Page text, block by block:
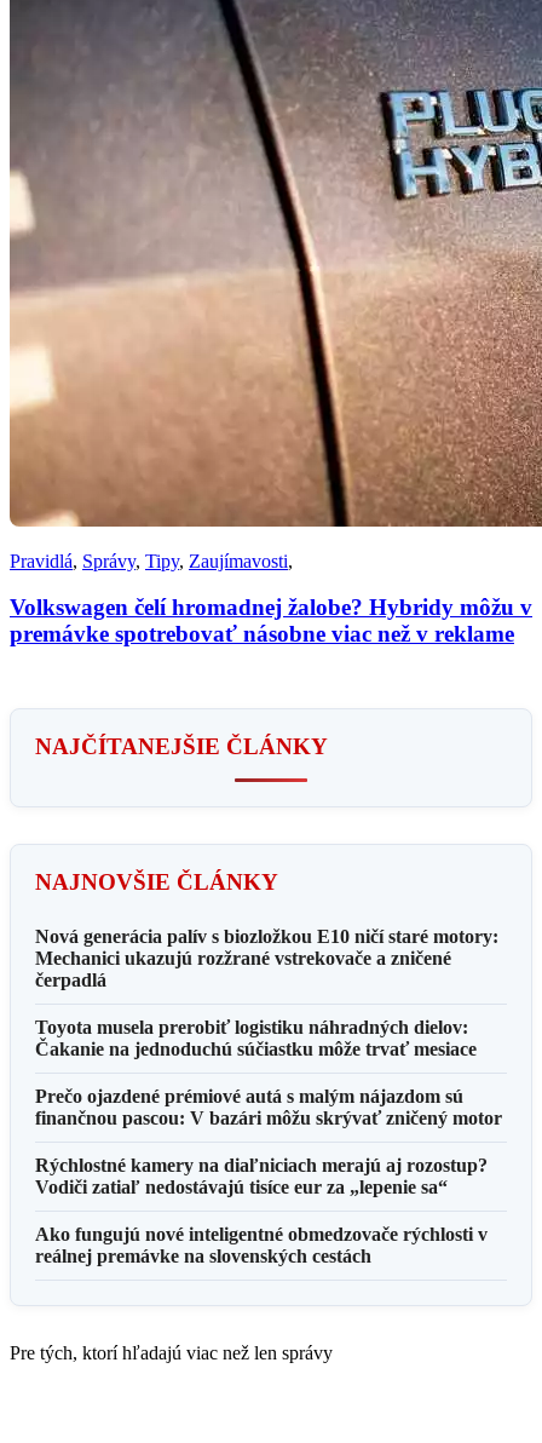
Pravidlá, Správy, Tipy, Zaujímavosti,
Volkswagen čelí hromadnej žalobe? Hybridy môžu v
premávke spotrebovať násobne viac než v reklame
NAJČÍTANEJŠIE ČLÁNKY
NAJNOVŠIE ČLÁNKY
Nová generácia palív s biozložkou E10 ničí staré motory:
Mechanici ukazujú rozžrané vstrekovače a zničené
čerpadlá
Toyota musela prerobiť logistiku náhradných dielov:
Čakanie na jednoduchú súčiastku môže trvať mesiace
Prečo ojazdené prémiové autá s malým nájazdom sú
finančnou pascou: V bazári môžu skrývať zničený motor
Rýchlostné kamery na diaľniciach merajú aj rozostup?
Vodiči zatiaľ nedostávajú tisíce eur za „lepenie sa“
Ako fungujú nové inteligentné obmedzovače rýchlosti v
reálnej premávke na slovenských cestách
Pre tých, ktorí hľadajú viac než len správy